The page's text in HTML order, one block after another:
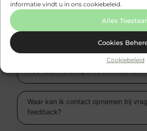
informatie vindt u in ons cookiebeleid.
Alles
Cookies
Cookiebeleid
Zijn de artikelen gratis te lezen?
Kan ik zelf bijdragen aan
Waar kan ik contact opnemen bij
feedback?